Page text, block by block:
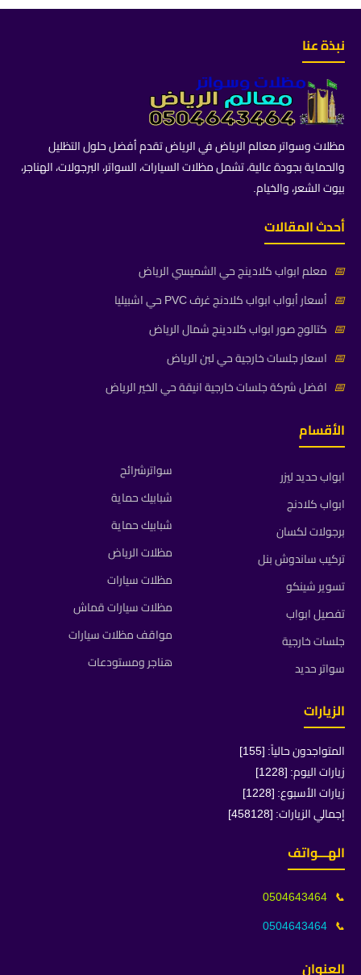
نبذة عنا
مظلات وسواتر معالم الرياض في الرياض تقدم أفضل حلول التظليل
والحماية بجودة عالية، تشمل مظلات السيارات، السواتر، البرجولات، الهناجر،
بيوت الشعر، والخيام.
أحدث المقالات
📅 معلم ابواب كلادينج حي الشميسي الرياض
📅 أسعار أبواب ابواب كلادنج غرف PVC حي اشبيليا
📅 كتالوج صور ابواب كلادينج شمال الرياض
📅 اسعار جلسات خارجية حي لبن الرياض
📅 افضل شركة جلسات خارجية انيقة حي الخير الرياض
الأقسام
ابواب حديد ليزر
ابواب كلادنج
برجولات لكسان
تركيب ساندوش بنل
تسوير شينكو
تفصيل ابواب
جلسات خارجية
سواتر حديد
سواترشرائح
شبابيك حماية
شبابيك حماية
مظلات الرياض
مظلات سيارات
مظلات سيارات قماش
مواقف مظلات سيارات
هناجر ومستودعات
الزيارات
المتواجدون حالياً: [155]
زيارات اليوم: [1228]
زيارات الأسبوع: [1228]
إجمالي الزيارات: [458128]
الهـــواتف
📞
0504643464
📞
0504643464
العنوان